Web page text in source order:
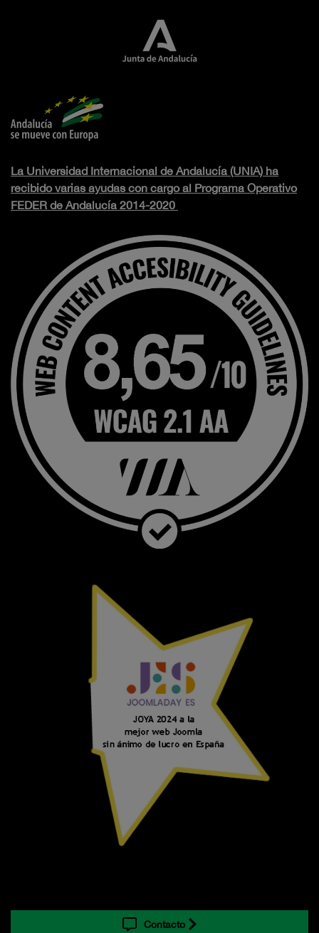
La Universidad Internacional de Andalucía (UNIA) ha
recibido varias ayudas con cargo al Programa Operativo
FEDER de Andalucía 2014-2020
Contacto